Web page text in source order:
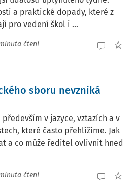
a praktické dopady, které z
pro vedení škol i ...
čtení
sboru nevzniká
v jazyce, vztazích a v
které často přehlížíme. Jak
a co může ředitel ovlivnit hned
čtení